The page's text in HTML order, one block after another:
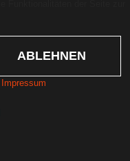
ABLEHNEN
Impressum